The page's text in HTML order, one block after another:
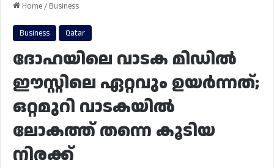
Home/ Business
Business Qatar
ദോഹയിലെ വാടക മിഡിൽ
ഈസ്റ്റിലെ ഏറ്റവും ഉയർന്നത്;
ഒറ്റമുറി വാടകയിൽ
ലോകത്ത് തന്നെ കൂടിയ
നിരക്ക്